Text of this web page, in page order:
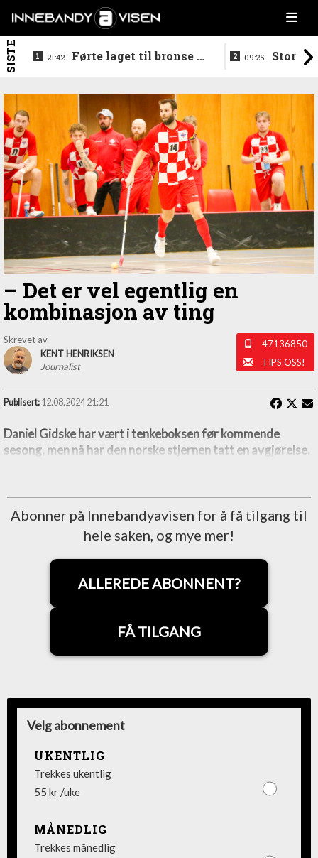
SISTE 21:42 - Førte laget til bronse -
09:25 -
–⁠ Det er vel egentlig en
kombinasjon av ting
Skrevet av
KENT HENRIKSEN
Journalist
47136850
TIPS OSS!
Publisert: 12.08.2024 21:21
Daniel Gidske har vært i tenkeboksen før kommende
sesong, men nå har den norske stjernen tatt en avgjørelse.
Abonner på Innebandyavisen for å få tilgang til
hele saken, og mye mer!
ALLEREDE ABONNENT?
FÅ TILGANG
Velg abonnement
UKENTLIG
Trekkes ukentlig
55 kr /uke
MÅNEDLIG
Trekkes månedlig